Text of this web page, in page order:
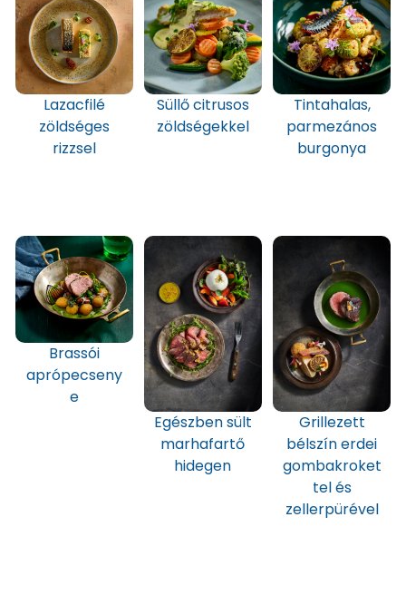
Lazacfilé
zöldséges
rizzsel
Süllő citrusos
zöldségekkel
Tintahalas,
parmezános
burgonya
Brassói
aprópecseny
e
Egészben sült
marhafartő
hidegen
Grillezett
bélszín erdei
gombakroket
tel és
zellerpürével